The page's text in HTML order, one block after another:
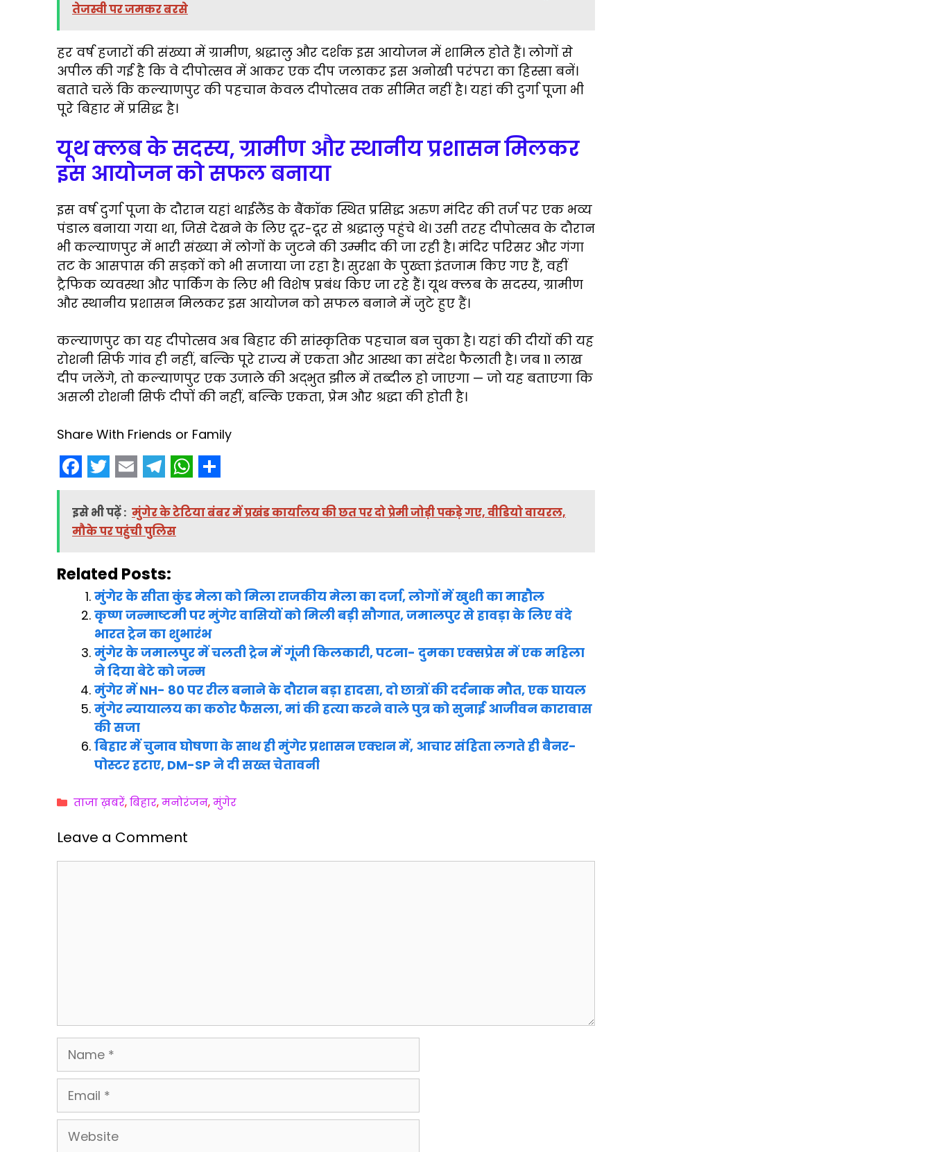
तेजस्वी पर जमकर बरसे
हर वर्ष हजारों की संख्या में ग्रामीण, श्रद्धालु और दर्शक इस आयोजन में शामिल होते हैं। लोगों से
अपील की गई है कि वे दीपोत्सव में आकर एक दीप जलाकर इस अनोखी परंपरा का हिस्सा बनें।
बताते चलें कि कल्याणपुर की पहचान केवल दीपोत्सव तक सीमित नहीं है। यहां की दुर्गा पूजा भी
पूरे बिहार में प्रसिद्ध है।
यूथ क्लब के सदस्य, ग्रामीण और स्थानीय प्रशासन मिलकर
इस आयोजन को सफल बनाया
इस वर्ष दुर्गा पूजा के दौरान यहां थाईलैंड के बैंकॉक स्थित प्रसिद्ध अरुण मंदिर की तर्ज पर एक भव्य
पंडाल बनाया गया था, जिसे देखने के लिए दूर-दूर से श्रद्धालु पहुंचे थे। उसी तरह दीपोत्सव के दौरान
भी कल्याणपुर में भारी संख्या में लोगों के जुटने की उम्मीद की जा रही है। मंदिर परिसर और गंगा
तट के आसपास की सड़कों को भी सजाया जा रहा है। सुरक्षा के पुख्ता इंतजाम किए गए हैं, वहीं
ट्रैफिक व्यवस्था और पार्किंग के लिए भी विशेष प्रबंध किए जा रहे हैं। यूथ क्लब के सदस्य, ग्रामीण
और स्थानीय प्रशासन मिलकर इस आयोजन को सफल बनाने में जुटे हुए हैं।
कल्याणपुर का यह दीपोत्सव अब बिहार की सांस्कृतिक पहचान बन चुका है। यहां की दीयों की यह
रोशनी सिर्फ गांव ही नहीं, बल्कि पूरे राज्य में एकता और आस्था का संदेश फैलाती है। जब 11 लाख
दीप जलेंगे, तो कल्याणपुर एक उजाले की अद्भुत झील में तब्दील हो जाएगा — जो यह बताएगा कि
असली रोशनी सिर्फ दीपों की नहीं, बल्कि एकता, प्रेम और श्रद्धा की होती है।
Share With Friends or Family
F
a
c
b
T
w
i
t
e
r
E
m
a
l
T
e
l
g
r
a
m
W
h
a
A
p
p
S
h
इसे भी पढ़ें : मुंगेर के टेटिया बंबर में प्रखंड कार्यालय की छत पर दो प्रेमी जोड़ी पकड़े गए, वीडियो वायरल,
मौके पर पहुंची पुलिस
Related Posts:
मुंगेर के सीता कुंड मेला को मिला राजकीय मेला का दर्जा, लोगों में खुशी का माहौल
कृष्ण जन्माष्टमी पर मुंगेर वासियों को मिली बड़ी सौगात, जमालपुर से हावड़ा के लिए वंदे
भारत ट्रेन का शुभारंभ
मुंगेर के जमालपुर में चलती ट्रेन में गूंजी किलकारी, पटना- दुमका एक्सप्रेस में एक महिला
ने दिया बेटे को जन्म
मुंगेर में NH- 80 पर रील बनाने के दौरान बड़ा हादसा, दो छात्रों की दर्दनाक मौत, एक घायल
मुंगेर न्यायालय का कठोर फैसला, मां की हत्या करने वाले पुत्र को सुनाई आजीवन कारावास
की सजा
बिहार में चुनाव घोषणा के साथ ही मुंगेर प्रशासन एक्शन में, आचार संहिता लगते ही बैनर-
पोस्टर हटाए, DM-SP ने दी सख्त चेतावनी
Categories
ताजा ख़बरें,बिहार,मनोरंजन,मुंगेर
Leave a Comment
Name
Email
Website